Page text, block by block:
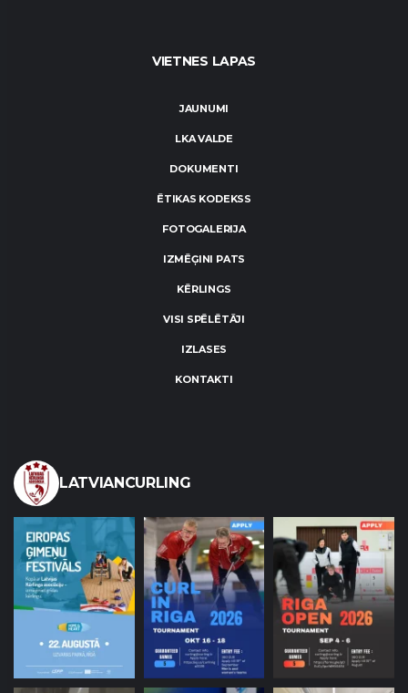
VIETNES LAPAS
JAUNUMI
LKA VALDE
DOKUMENTI
ĒTIKAS KODEKSS
FOTOGALERIJA
IZMĒĢINI PATS
KĒRLINGS
VISI SPĒLĒTĀJI
IZLASES
KONTAKTI
LATVIANCURLING